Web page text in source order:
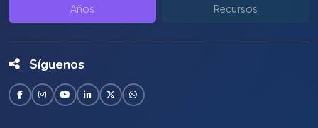
Años Recursos
Síguenos